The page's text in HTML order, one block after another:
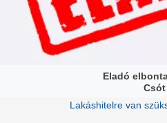
Eladó
Csót
Lakáshitelre van